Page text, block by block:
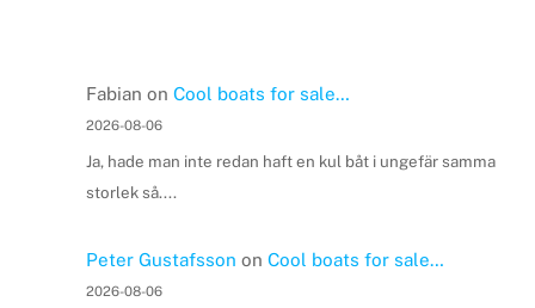
Fabian on Cool boats for sale…
2026-08-06
Ja, hade man inte redan haft en kul båt i ungefär samma
storlek så....
Peter Gustafsson on Cool boats for sale…
2026-08-06